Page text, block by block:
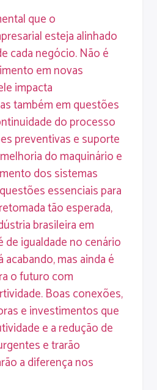
que o
esteja alinhado
cada negócio. Não é
em novas
impacta
também em questões
do processo
preventivas e suporte
do maquinário e
dos sistemas
essenciais para
tão esperada,
brasileira em
de igualdade no cenário
acabando, mas ainda é
o futuro com
Boas conexões,
e investimentos que
e a redução de
e trarão
a diferença nos